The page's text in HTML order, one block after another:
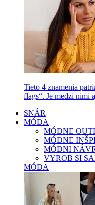
Tieto 4 znamenia
flags“. Je medzi nimi
SNÁR
MÓDA
MÓDNE
MÓDNE
MÓDNI
VYROB SI
MÓDA